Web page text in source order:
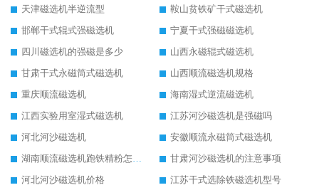
天津磁选机半逆流型
鞍山贫铁矿干式磁选机
邯郸干式辊式强磁选机
宁夏干式强磁磁选机
四川磁选机的强磁是多少
山西永磁辊式磁选机
甘肃干式永磁筒式磁选机
山西顺流磁选机规格
重庆顺流磁选机
海南湿式逆流磁选机
江西实验用室湿式磁选机
江苏河沙磁选机是强磁吗
河北河沙磁选机
安徽顺流永磁筒式磁选机
湖南顺流磁选机跑铁精粉怎么处理
甘肃河沙磁选机的注意事项
河北河沙磁选机价格
江苏干式选除铁磁选机型号